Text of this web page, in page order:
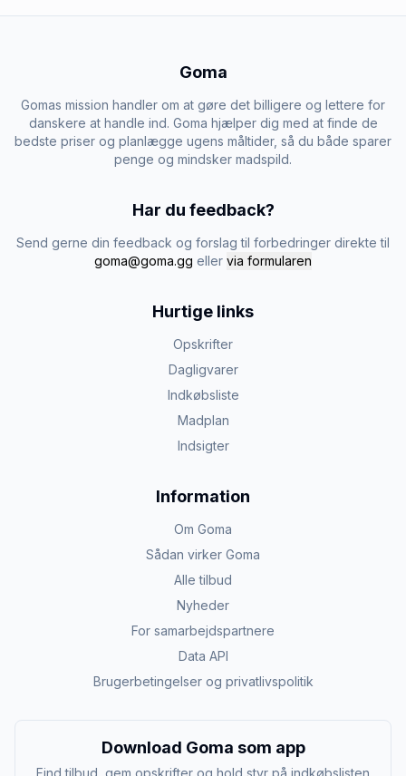
Goma
Gomas mission handler om at gøre det billigere og lettere for
danskere at handle ind. Goma hjælper dig med at finde de
bedste priser og planlægge ugens måltider, så du både sparer
penge og mindsker madspild.
Har du feedback?
Send gerne din feedback og forslag til forbedringer direkte til
goma@goma.gg eller via formularen
Hurtige links
Opskrifter
Dagligvarer
Indkøbsliste
Madplan
Indsigter
Information
Om Goma
Sådan virker Goma
Alle tilbud
Nyheder
For samarbejdspartnere
Data API
Brugerbetingelser og privatlivspolitik
Download Goma som app
Find tilbud, gem opskrifter og hold styr på indkøbslisten